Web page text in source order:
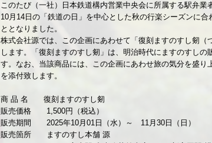
このたび（一社）日本鉄道構内営業中央会に所属する駅弁業
10月14日の「鉄道の日」を中心とした秋の行楽シーズンに
ととなりました。
株式会社源では、この企画にあわせて「復刻ますのすし剱（
します。「復刻ますのすし剱」は、明治時代にますのすしの
す。なお、当該商品には、この企画にあわせ旅の気分を盛り
を添付致します。
商 品 名 復刻ますのすし剱
販売価格 1,500円（税込）
販売期間 2025年10月01日（水）～ 11月30日（日）
販売箇所 ますのすし本舗 源